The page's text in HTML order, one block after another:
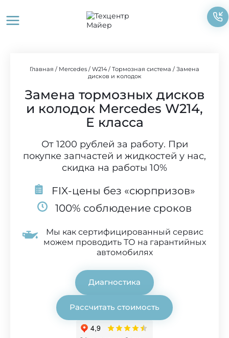
содержимому
Главная / Mercedes / W214/ Тормозная система / Замена
дисков и колодок
Замена тормозных дисков
и колодок Mercedes W214,
E класса
От 1200 рублей за работу. При
покупке запчастей и жидкостей у нас,
скидка на работы 10%
FIX-цены без «сюрпризов»
100% соблюдение сроков
Мы как сертифицированный сервис
можем проводить ТО на гарантийных
автомобилях
Диагностика
Рассчитать стоимость